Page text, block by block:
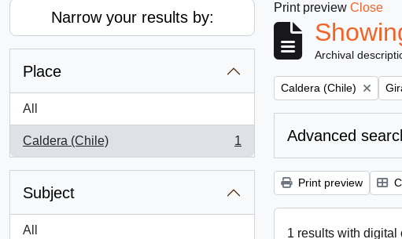
Narrow your results by:
Place
All
Caldera (Chile)
, 1 results
1
Subject
All
Print preview Close
Archival
Remove filter:
Caldera (Chile)
Advanced
Print preview
1 results with digital